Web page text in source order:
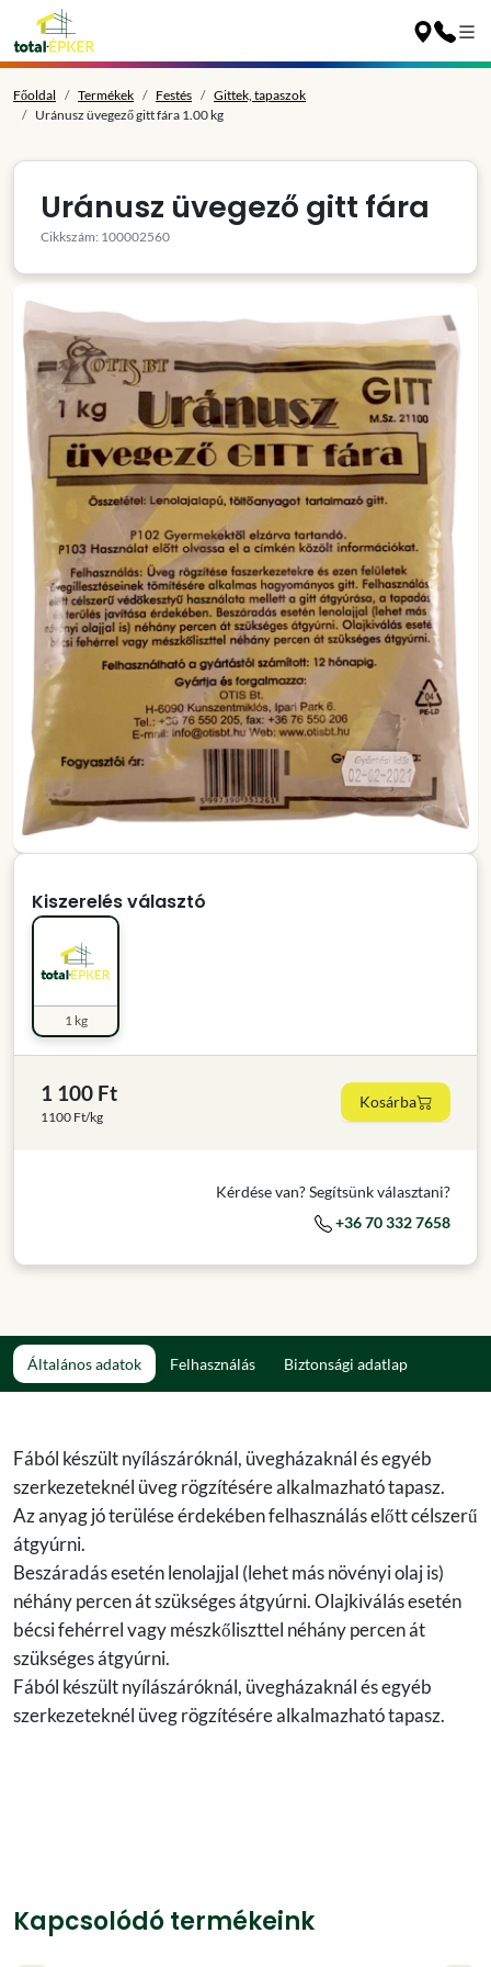
Főoldal Termékek Festés
Gittek, tapaszok
Uránusz üvegező gitt fára 1.00 kg
Uránusz üvegező gitt fára
Cikkszám: 100002560
Kiszerelés választó
1 kg
1 100 Ft
1100 Ft/kg
Kosárba
Kérdése van? Segítsünk választani?
+36 70 332 7658
Általános adatok Felhasználás Biztonsági adatlap
Fából készült nyílászáróknál, üvegházaknál és egyéb
szerkezeteknél üveg rögzítésére alkalmazható tapasz.
Az anyag jó terülése érdekében felhasználás előtt célszerű
átgyúrni.
Beszáradás esetén lenolajjal (lehet más növényi olaj is)
néhány percen át szükséges átgyúrni. Olajkiválás esetén
bécsi fehérrel vagy mészkőliszttel néhány percen át
szükséges átgyúrni.
Fából készült nyílászáróknál, üvegházaknál és egyéb
szerkezeteknél üveg rögzítésére alkalmazható tapasz.
Kapcsolódó termékeink